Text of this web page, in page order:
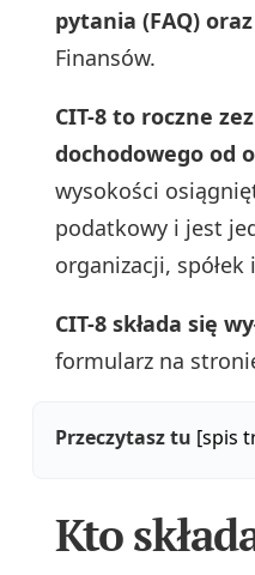
pytania (FAQ)
Finansów.
CIT-8 to roczne
dochodowego od
wysokości
podatkowy i jest
organizacji,
CIT-8 składa się
formularz na
Przeczytasz tu [spis
Kto